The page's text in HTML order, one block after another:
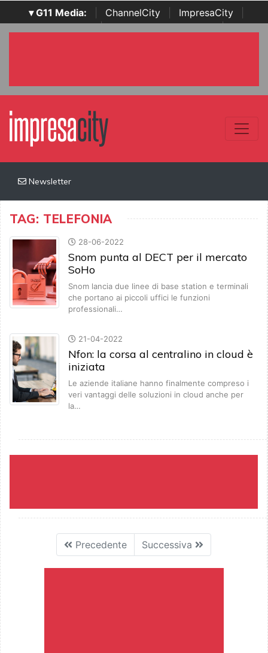
▾ G11 Media: ChannelCity ImpresaCity
SecurityOpenLab | Italian Channel Awards | Italian
Newsletter
TAG: TELEFONIA
28-06-2022
Snom punta al DECT per il mercato
SoHo
Snom lancia due linee di base station e terminali
che portano ai piccoli uffici le funzioni
professionali…
21-04-2022
Nfon: la corsa al centralino in cloud è
iniziata
Le aziende italiane hanno finalmente compreso i
veri vantaggi delle soluzioni in cloud anche per
la…
Precedente Successiva